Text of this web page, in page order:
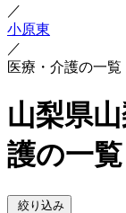
／
小原東
／
医療・介護の一覧
山梨県
護の一覧
絞り込み